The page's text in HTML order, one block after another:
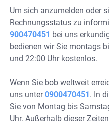
Um sich anzumelden oder
Rechnungsstatus zu
900470451 bei uns
bedienen wir Sie montags
und 22:00 Uhr kostenlos.
Wenn Sie bob weltweit
uns unter0900470451. In
Sie von Montag bis
Uhr. Außerhalb dieser